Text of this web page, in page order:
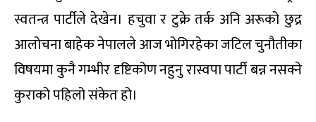
स्वतन्त्र पार्टीले देखेन। हचुवा र टुक्रे तर्क अनि अरूको छुद्र
आलोचना बाहेक नेपालले आज भोगिरहेका जटिल चुनौतीका
विषयमा कुनै गम्भीर दृष्टिकोण नहुनु रास्वपा पार्टी बन्न नसक्ने
कुराको पहिलो संकेत हो।